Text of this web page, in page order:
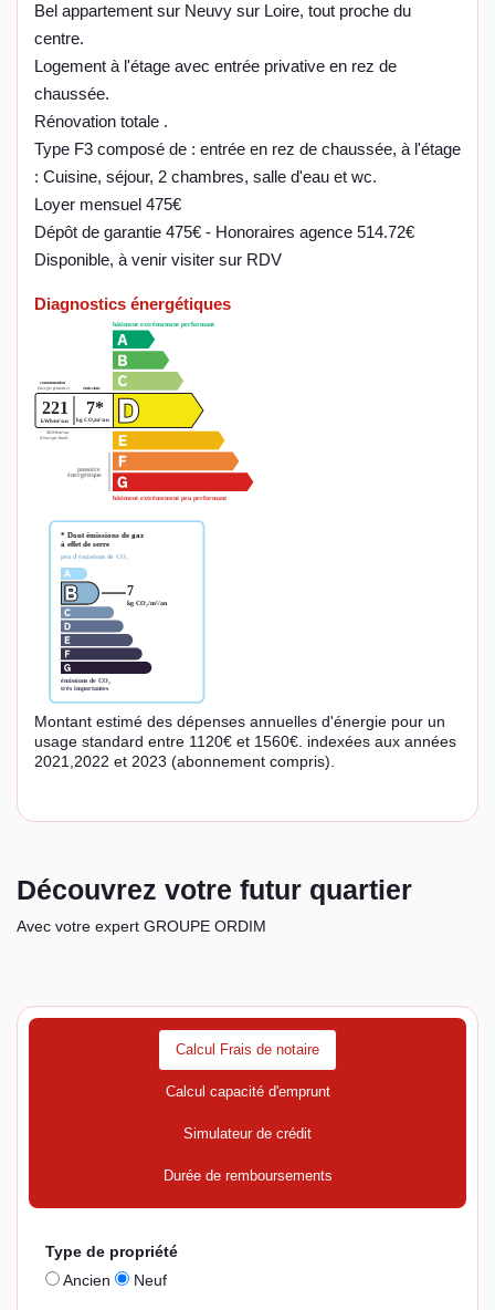
Bel appartement sur Neuvy sur Loire, tout proche du
centre.
Logement à l'étage avec entrée privative en rez de
chaussée.
Rénovation totale .
Type F3 composé de : entrée en rez de chaussée, à l'étage
: Cuisine, séjour, 2 chambres, salle d'eau et wc.
Loyer mensuel 475€
Dépôt de garantie 475€ - Honoraires agence 514.72€
Disponible, à venir visiter sur RDV
Diagnostics énergétiques
Montant estimé des dépenses annuelles d'énergie pour un
usage standard entre 1120€ et 1560€. indexées aux années
2021,2022 et 2023 (abonnement compris).
Découvrez votre futur quartier
Avec votre expert GROUPE ORDIM
Calcul Frais de notaire
Calcul capacité d'emprunt
Simulateur de crédit
Durée de remboursements